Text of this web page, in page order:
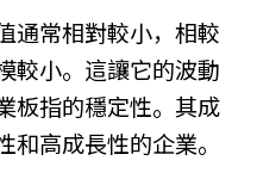
通常相對較小，相較
較小。這讓它的波動
板指的穩定性。其成
高成長性的企業。